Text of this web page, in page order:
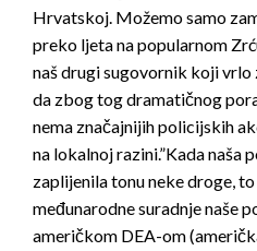
Hrvatskoj. Možemo samo
preko ljeta na popularnom
naš drugi sugovornik koji
da zbog tog dramatičnog
nema značajnijih policijskih
na lokalnoj razini.”Kada naša
zaplijenila tonu neke droge,
međunarodne suradnje naše
američkom DEA-om